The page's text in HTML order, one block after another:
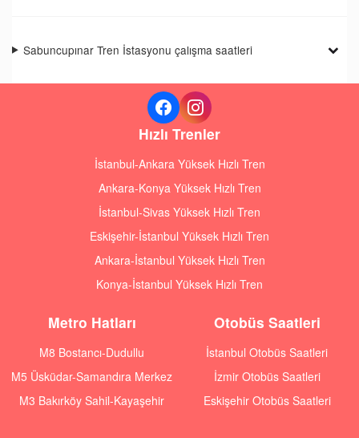
Sabuncupınar Tren İstasyonu çalışma saatleri
Hızlı Trenler
İstanbul-Ankara Yüksek Hızlı Tren
Ankara-Konya Yüksek Hızlı Tren
İstanbul-Sivas Yüksek Hızlı Tren
Eskişehir-İstanbul Yüksek Hızlı Tren
Ankara-İstanbul Yüksek Hızlı Tren
Konya-İstanbul Yüksek Hızlı Tren
Metro Hatları
M8 Bostancı-Dudullu
M5 Üsküdar-Samandıra Merkez
M3 Bakırköy Sahil-Kayaşehir
Otobüs Saatleri
İstanbul Otobüs Saatleri
İzmir Otobüs Saatleri
Eskişehir Otobüs Saatleri